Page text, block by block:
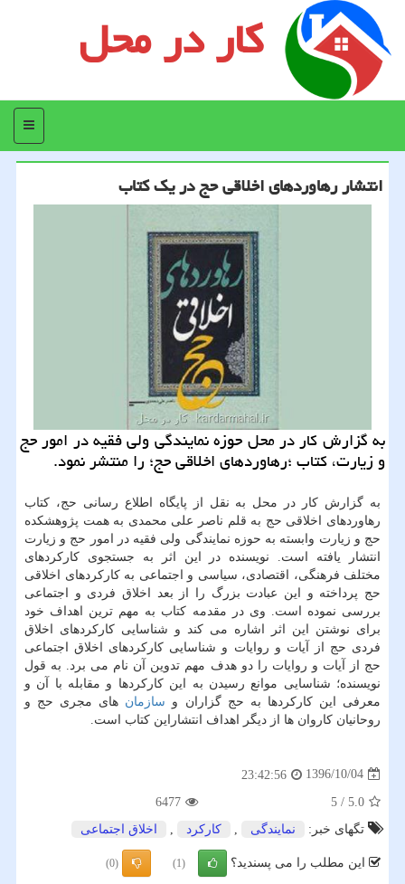
کار در محل
منو
انتشار رهاوردهای اخلاقی حج در یك كتاب
به گزارش كار در محل حوزه نمایندگی ولی فقیه در امور حج
و زیارت، كتاب ؛رهاوردهای اخلاقی حج؛ را منتشر نمود.
به گزارش كار در محل به نقل از پایگاه اطلاع رسانی حج، كتاب
رهاوردهای اخلاقی حج به قلم ناصر علی محمدی به همت پژوهشكده
حج و زیارت وابسته به حوزه نمایندگی ولی فقیه در امور حج و زیارت
انتشار یافته است. نویسنده در این اثر به جستجوی كاركردهای
مختلف فرهنگی، اقتصادی، سیاسی و اجتماعی به كاركردهای اخلاقی
حج پرداخته و این عبادت بزرگ را از بعد اخلاق فردی و اجتماعی
بررسی نموده است. وی در مقدمه كتاب به مهم ترین اهداف خود
برای نوشتن این اثر اشاره می كند و شناسایی كاركردهای اخلاق
فردی حج از آیات و روایات و شناسایی كاركردهای اخلاق اجتماعی
حج از آیات و روایات را دو هدف مهم تدوین آن نام می برد. به قول
نویسنده؛ شناسایی موانع رسیدن به این كاركردها و مقابله با آن و
معرفی این كاركردها به حج گزاران و سازمان های مجری حج و
روحانیان كاروان ها از دیگر اهداف انتشاراین كتاب است.
1396/10/04
23:42:56
5.0
/
5
6477
تگهای خبر:
نمایندگی , كاركرد , اخلاق اجتماعی
این مطلب را می پسندید؟ (1)
(0)